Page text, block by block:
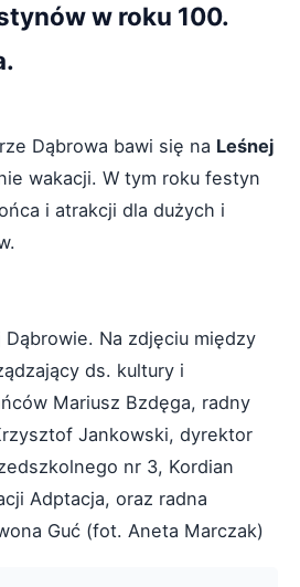
w roku 100.
Dąbrowa bawi się na Leśnej
wakacji. W tym roku festyn
i atrakcji dla dużych i
Na zdjęciu między
ds. kultury i
Mariusz Bzdęga, radny
Jankowski, dyrektor
nr 3, Kordian
Adptacja, oraz radna
Guć (fot. Aneta Marczak)